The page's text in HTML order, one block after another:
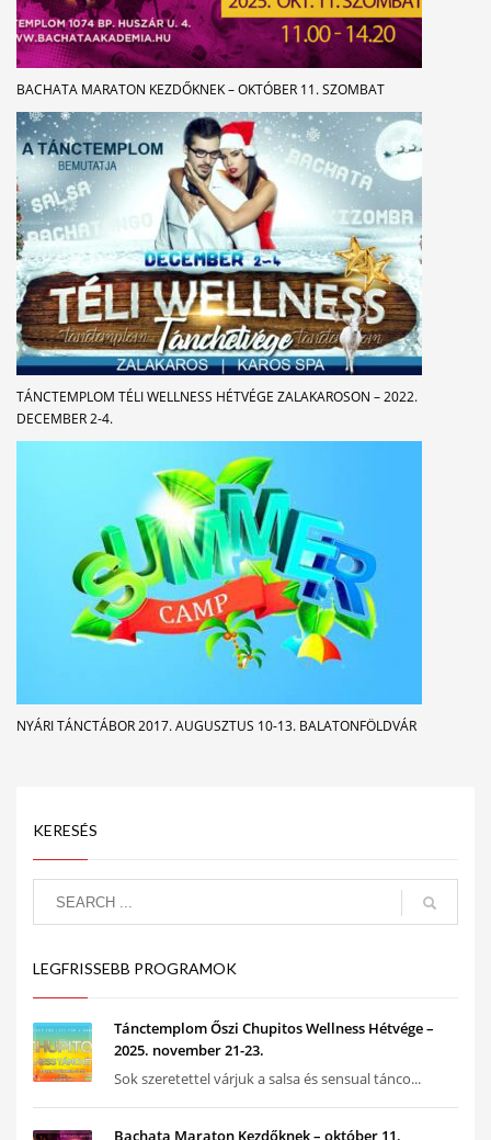
BACHATA MARATON KEZDŐKNEK – OKTÓBER 11. SZOMBAT
TÁNCTEMPLOM TÉLI WELLNESS HÉTVÉGE ZALAKAROSON – 2022.
DECEMBER 2-4.
NYÁRI TÁNCTÁBOR 2017. AUGUSZTUS 10-13. BALATONFÖLDVÁR
KERESÉS
LEGFRISSEBB PROGRAMOK
Tánctemplom Őszi Chupitos Wellness Hétvége –
2025. november 21-23.
Sok szeretettel várjuk a salsa és sensual tánco...
Bachata Maraton Kezdőknek – október 11.